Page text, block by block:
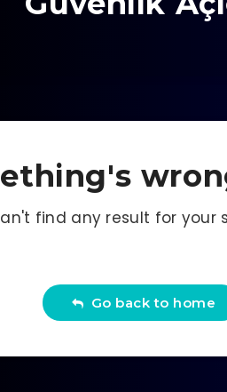
find any result for your
Go back to home